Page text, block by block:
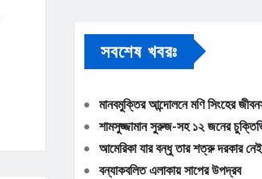
সবশেষ খবরঃ
মানবমুক্তির আন্দোলনে মণি সিংহের
শামসুজ্জামান সুরুজ-সহ ১২ জনের
আমেরিকা যার বন্ধু তার শত্রু দরকার
বন্যাকবলিত এলাকায় সাপের উপদ্রব